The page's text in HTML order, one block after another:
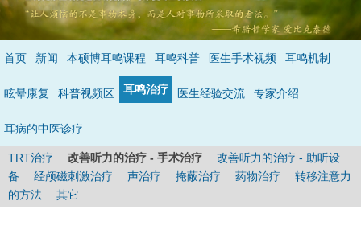
听音乐的方法
音量：与耳鸣的响度差不多，就是说你仔细听可以听到耳鸣。
注意耳鸣，成功的状态是当耳鸣和音乐同时存在时，你只听到了音乐的声
音，处于无耳鸣状态（详见音乐治疗）。
时间：3次/天（睡前一次最重要），多于30分钟/次，1-3个月。
首页 新闻 本硕博耳鸣课程 耳鸣科普 医生手术视频 耳鸣机制
眩晕康复 科普视频区 耳鸣治疗 医生经验交流 专家介绍
耳病的中医诊疗
TRT治疗 改善听力的治疗 - 手术治疗
改善听力的治疗 - 助听设
备
经颅磁刺激治疗 声治疗 掩蔽治疗 药物治疗
转移注意力
的方法
其它